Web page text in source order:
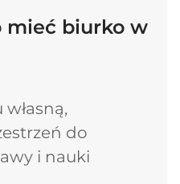
mieć biurko w
do
i nauki